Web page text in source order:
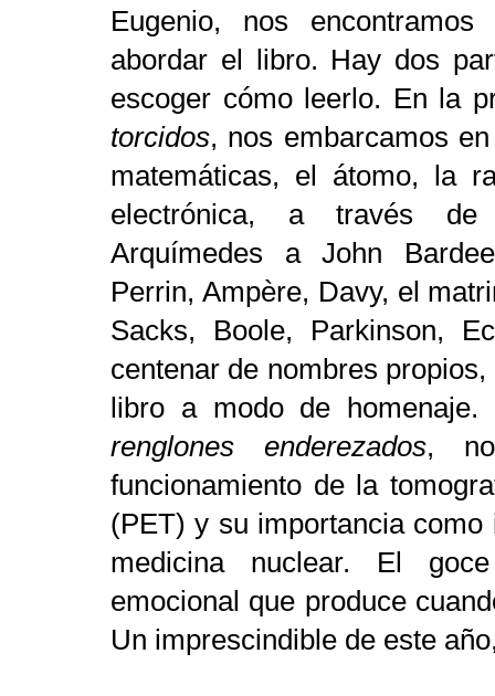
Eugenio, nos
abordar el libro. Hay dos
escoger cómo leerlo. En la
torcidos, nos embarcamos
matemáticas, el átomo, la
electrónica, a través de
Arquímedes a John
Perrin, Ampère, Davy, el
Sacks, Boole, Parkinson,
centenar de nombres
libro a modo de
renglones enderezados,
funcionamiento de la
(PET) y su importancia
medicina nuclear. El
emocional que produce
Un imprescindible de este